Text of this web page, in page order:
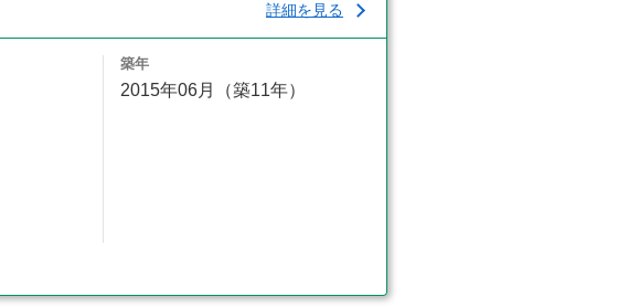
詳細を見る
築年
2015年06月（築11年）